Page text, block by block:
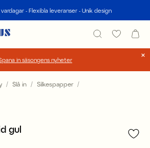
- Flexibla leveranser - Unik design
in säsongens nyheter
/ valuta
Slå in
Silkespapper
gul